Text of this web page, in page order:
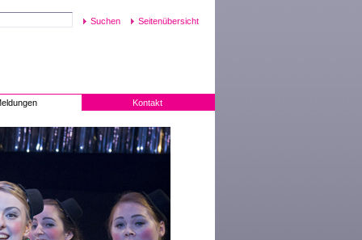
Seitenübersicht
Kontakt